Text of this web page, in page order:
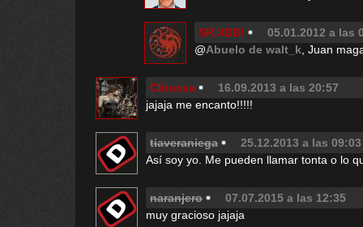
SR.XDD!
05.01.2012 a las
@Abuelo de walt_k , Juan
Clirussa
16.09.2013 a las 20:57
jajaja me encanto!!!!!
tiaveraniega
25.12.2013 a las 09:03
Así soy yo. Me pueden llamar tonta o lo
naranjero
07.07.2015 a las 12:35
muy gracioso jajaja